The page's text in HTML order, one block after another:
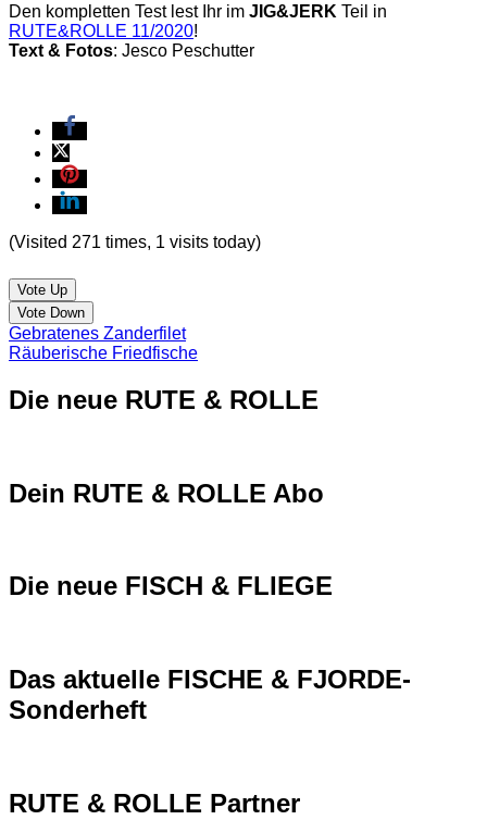
Den kompletten Test lest Ihr im JIG&JERK Teil in
RUTE&ROLLE 11/2020!
Text & Fotos: Jesco Peschutter
(Visited 271 times, 1 visits today)
Vote Up
Vote Down
Gebratenes Zanderfilet
Räuberische Friedfische
Die neue RUTE & ROLLE
Dein RUTE & ROLLE Abo
Die neue FISCH & FLIEGE
Das aktuelle FISCHE & FJORDE-
Sonderheft
RUTE & ROLLE Partner